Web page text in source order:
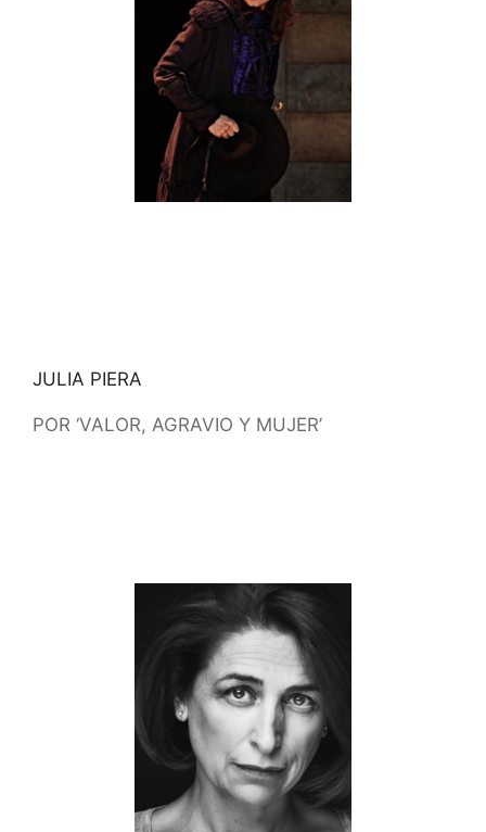
JULIA PIERA
POR ‘VALOR, AGRAVIO Y MUJER’